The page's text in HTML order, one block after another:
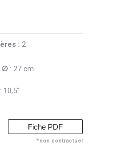
: 2
∅ : 27 cm
: 10,5″
Fiche PDF
*non contractuel